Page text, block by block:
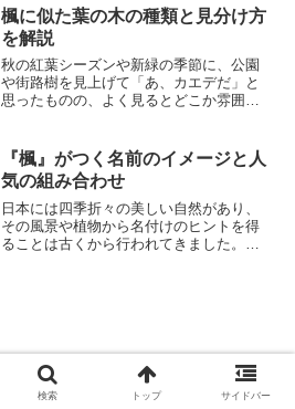
い要素となっています。しかし、漢字と
しての楓に目を向けると、そ...
楓に似た葉の木の種類と見分け方
を解説
秋の紅葉シーズンや新緑の季節に、公園
や街路樹を見上げて「あ、カエデだ」と
思ったものの、よく見るとどこか雰囲気
似た掌状の葉を持つ樹木が数多く存在し
ます。これらは遠目には区...
『楓』がつく名前のイメージと人
気の組み合わせ
日本には四季折々の美しい自然があり、
その風景や植物から名付けのヒントを得
ることは古くから行われてきました。中
杉並区の保育園の倍率と保活対策のポイ
検索 トップ サイドバー